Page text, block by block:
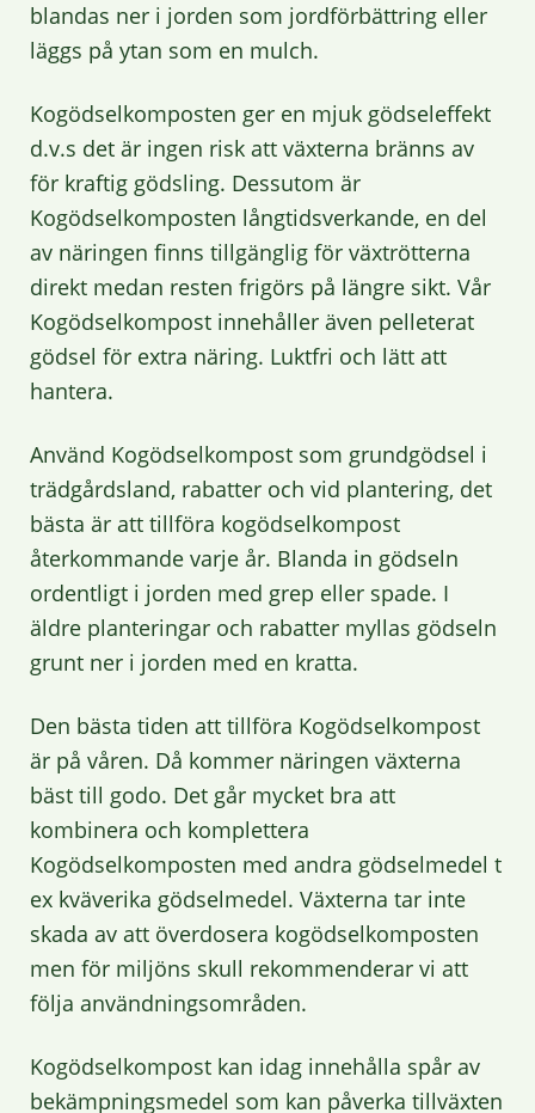
blandas ner i jorden som jordförbättring eller
läggs på ytan som en mulch.
Kogödselkomposten ger en mjuk gödseleffekt
d.v.s det är ingen risk att växterna bränns av
för kraftig gödsling. Dessutom är
Kogödselkomposten långtidsverkande, en del
av näringen finns tillgänglig för växtrötterna
direkt medan resten frigörs på längre sikt. Vår
Kogödselkompost innehåller även pelleterat
gödsel för extra näring. Luktfri och lätt att
hantera.
Använd Kogödselkompost som grundgödsel i
trädgårdsland, rabatter och vid plantering, det
bästa är att tillföra kogödselkompost
återkommande varje år. Blanda in gödseln
ordentligt i jorden med grep eller spade. I
äldre planteringar och rabatter myllas gödseln
grunt ner i jorden med en kratta.
Den bästa tiden att tillföra Kogödselkompost
är på våren. Då kommer näringen växterna
bäst till godo. Det går mycket bra att
kombinera och komplettera
Kogödselkomposten med andra gödselmedel t
ex kväverika gödselmedel. Växterna tar inte
skada av att överdosera kogödselkomposten
men för miljöns skull rekommenderar vi att
följa användningsområden.
Kogödselkompost kan idag innehålla spår av
bekämpningsmedel som kan påverka tillväxten